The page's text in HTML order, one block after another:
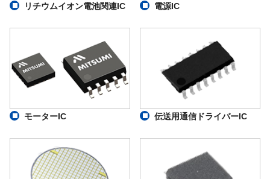
リチウムイオン電池関連IC 電源IC
モーターIC 伝送用通信ドライバーIC